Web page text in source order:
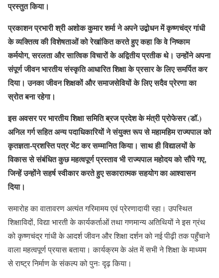
प्रस्तुत किया।
प्रकाशन प्रभारी श्री अशोक कुमार शर्मा ने अपने उद्बोधन में कृष्णचंद्र गांधी
के व्यक्तित्व की विशेषताओं को रेखांकित करते हुए कहा कि वे निष्काम
कर्मयोग, सरलता और सात्विक विचारों के अद्वितीय प्रतीक थे। उन्होंने अपना
संपूर्ण जीवन भारतीय संस्कृति आधारित शिक्षा के प्रसार के लिए समर्पित कर
दिया। उनका जीवन शिक्षकों और समाजसेवियों के लिए सदैव प्रेरणा का
स्रोत बना रहेगा।
इस अवसर पर भारतीय शिक्षा समिति ब्रज प्रदेश के मंत्री प्रोफेसर (डॉ.)
अनिल गर्ग सहित अन्य पदाधिकारियों ने संयुक्त रूप से महामहिम राज्यपाल को
कृतज्ञता-प्रशस्ति पत्र भेंट कर सम्मानित किया। साथ ही विद्यालयों के
विकास से संबंधित कुछ महत्वपूर्ण प्रस्ताव भी राज्यपाल महोदय को सौंपे गए,
जिन्हें उन्होंने सहर्ष स्वीकार करते हुए सकारात्मक सहयोग का आश्वासन
दिया।
समारोह का वातावरण अत्यंत गरिमामय एवं प्रेरणादायी रहा। उपस्थित
शिक्षाविदों, विद्या भारती के कार्यकर्ताओं तथा गणमान्य अतिथियों ने इस ग्रंथ
को कृष्णचंद्र गांधी के आदर्श जीवन और शिक्षा दर्शन को नई पीढ़ी तक पहुँचाने
वाला महत्वपूर्ण प्रयास बताया। कार्यक्रम के अंत में सभी ने शिक्षा के माध्यम
से राष्ट्र निर्माण के संकल्प को पुनः दृढ़ किया।